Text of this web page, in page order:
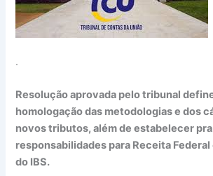
.
Resolução aprovada pelo tribunal
homologação das metodologias e dos
novos tributos, além de estabelecer
responsabilidades para Receita
do IBS.